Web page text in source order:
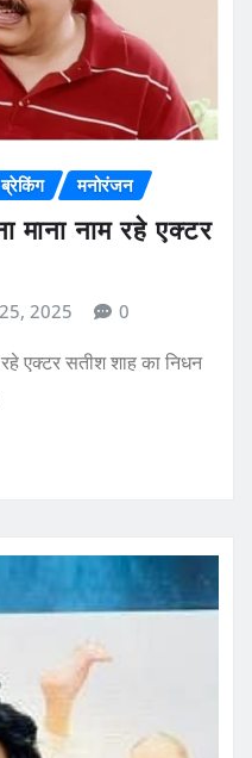
ब्रेकिंग मनोरंजन
माना नाम रहे एक्टर
2025 0
एक्टर सतीश शाह का निधन